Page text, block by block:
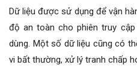
Dữ liệu được sử dụng để vận
độ an toàn cho phiên truy
dùng. Một số dữ liệu cũng có
vi bất thường, xử lý tranh chấp